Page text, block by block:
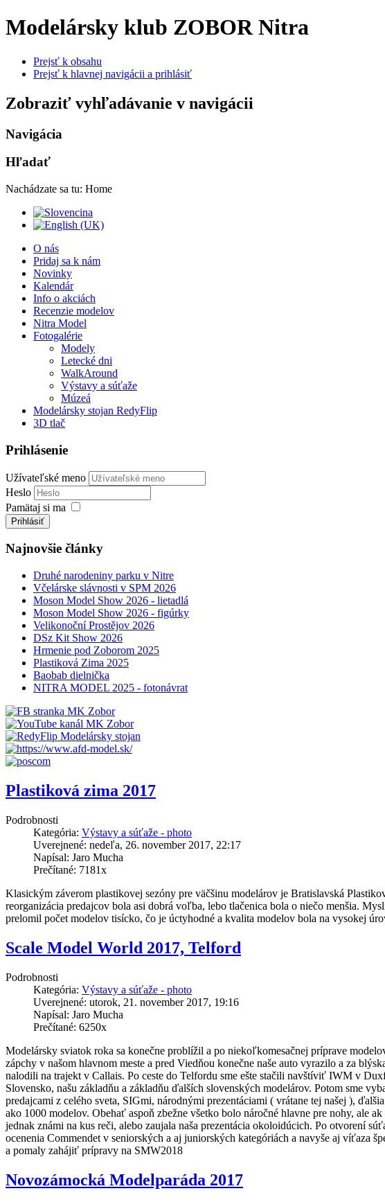
Modelársky klub ZOBOR Nitra
Prejsť k obsahu
Prejsť k hlavnej navigácii a prihlásiť
Zobraziť vyhľadávanie v navigácii
Navigácia
Hľadať
Nachádzate sa tu: Home
O nás
Pridaj sa k nám
Novinky
Kalendár
Info o akciách
Recenzie modelov
Nitra Model
Fotogalérie
Modely
Letecké dni
WalkAround
Výstavy a súťaže
Múzeá
Modelársky stojan RedyFlip
3D tlač
Prihlásenie
Užívateľské meno
Heslo
Pamätaj si ma
Prihlásiť
Najnovšie články
Druhé narodeniny parku v Nitre
Včelárske slávnosti v SPM 2026
Moson Model Show 2026 - lietadlá
Moson Model Show 2026 - figúrky
Velikonoční Prostějov 2026
DSz Kit Show 2026
Hrmenie pod Zoborom 2025
Plastiková Zima 2025
Baobab dielnička
NITRA MODEL 2025 - fotonávrat
Plastiková zima 2017
Podrobnosti
Kategória: Výstavy a súťaže - photo
Uverejnené: nedeľa, 26. november 2017, 22:17
Napísal: Jaro Mucha
Prečítané: 7181x
Klasickým záverom plastikovej sezóny pre väčšinu modelárov je Bratislavská
reorganizácia predajcov bola asi dobrá voľba, lebo tlačenica bola o niečo menšia.
prelomil počet modelov tisícko, čo je úctyhodné a kvalita modelov bola na vysokej
Scale Model World 2017, Telford
Podrobnosti
Kategória: Výstavy a súťaže - photo
Uverejnené: utorok, 21. november 2017, 19:16
Napísal: Jaro Mucha
Prečítané: 6250x
Modelársky sviatok roka sa konečne problížil a po niekoľkomesačnej príprave
zápchy v našom hlavnom meste a pred Viedňou konečne naše auto vyrazilo a za
nalodili na trajekt v Callais. Po ceste do Telfordu sme ešte stačili navštíviť IWM v
Slovensko, našu základňu a základňu ďalších slovenských modelárov. Potom sme
predajcami z celého sveta, SIGmi, národnými prezentáciami ( vrátane tej našej ),
ako 1000 modelov. Obehať aspoň zbežne všetko bolo náročné hlavne pre nohy, ale
jednak známi na kus reči, alebo zaujala naša prezentácia okoloidúcich. Po otvorení
ocenenia Commendet v seniorských a aj juniorských kategóriách a navyše aj víťaza
a pomaly zahájiť prípravy na SMW2018
Novozámocká Modelparáda 2017